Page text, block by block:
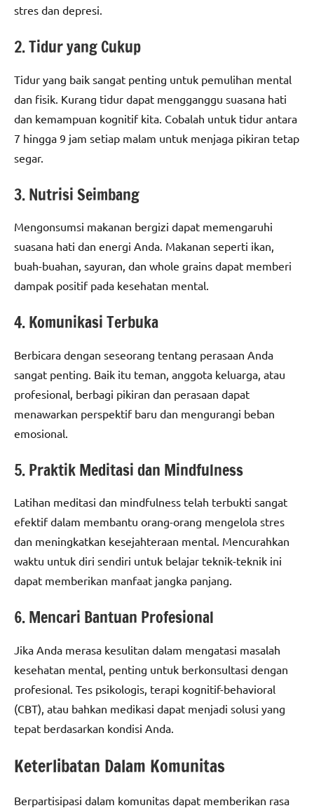
stres dan depresi.
2. Tidur yang Cukup
Tidur yang baik sangat penting untuk pemulihan mental
dan fisik. Kurang tidur dapat mengganggu suasana hati
dan kemampuan kognitif kita. Cobalah untuk tidur antara
7 hingga 9 jam setiap malam untuk menjaga pikiran tetap
segar.
3. Nutrisi Seimbang
Mengonsumsi makanan bergizi dapat memengaruhi
suasana hati dan energi Anda. Makanan seperti ikan,
buah-buahan, sayuran, dan whole grains dapat memberi
dampak positif pada kesehatan mental.
4. Komunikasi Terbuka
Berbicara dengan seseorang tentang perasaan Anda
sangat penting. Baik itu teman, anggota keluarga, atau
profesional, berbagi pikiran dan perasaan dapat
menawarkan perspektif baru dan mengurangi beban
emosional.
5. Praktik Meditasi dan Mindfulness
Latihan meditasi dan mindfulness telah terbukti sangat
efektif dalam membantu orang-orang mengelola stres
dan meningkatkan kesejahteraan mental. Mencurahkan
waktu untuk diri sendiri untuk belajar teknik-teknik ini
dapat memberikan manfaat jangka panjang.
6. Mencari Bantuan Profesional
Jika Anda merasa kesulitan dalam mengatasi masalah
kesehatan mental, penting untuk berkonsultasi dengan
profesional. Tes psikologis, terapi kognitif-behavioral
(CBT), atau bahkan medikasi dapat menjadi solusi yang
tepat berdasarkan kondisi Anda.
Keterlibatan Dalam Komunitas
Berpartisipasi dalam komunitas dapat memberikan rasa